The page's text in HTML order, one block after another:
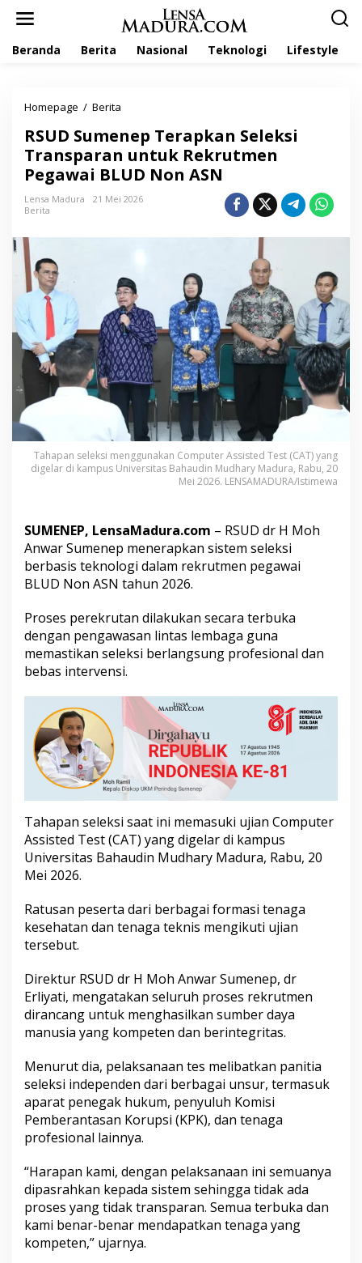
Beranda Berita Nasional Teknologi Lifestyle
Homepage / Berita
U
D
S
u
m
e
e
r
a
p
k
a
n
S
l
e
k
s
i
n
s
a
r
n
u
n
t
u
R
t
m
n
P
g
a
i
D
N
o
A
N
RSUD Sumenep Terapkan Seleksi
Transparan untuk Rekrutmen
Pegawai BLUD Non ASN
Lensa Madura
21 Mei 2026
Berita
Tahapan seleksi menggunakan Computer Assisted Test (CAT) yang
digelar di kampus Universitas Bahaudin Mudhary Madura, Rabu, 20
Mei 2026. LENSAMADURA/Istimewa
SUMENEP, LensaMadura.com – RSUD dr H Moh
Anwar Sumenep menerapkan sistem seleksi
berbasis teknologi dalam rekrutmen pegawai
BLUD Non ASN tahun 2026.
Proses perekrutan dilakukan secara terbuka
dengan pengawasan lintas lembaga guna
memastikan seleksi berlangsung profesional dan
bebas intervensi.
Tahapan seleksi saat ini memasuki ujian Computer
Assisted Test (CAT) yang digelar di kampus
Universitas Bahaudin Mudhary Madura, Rabu, 20
Mei 2026.
Ratusan peserta dari berbagai formasi tenaga
kesehatan dan tenaga teknis mengikuti ujian
tersebut.
Direktur RSUD dr H Moh Anwar Sumenep, dr
Erliyati, mengatakan seluruh proses rekrutmen
dirancang untuk menghasilkan sumber daya
manusia yang kompeten dan berintegritas.
Menurut dia, pelaksanaan tes melibatkan panitia
seleksi independen dari berbagai unsur, termasuk
aparat penegak hukum, penyuluh Komisi
Pemberantasan Korupsi (KPK), dan tenaga
profesional lainnya.
“Harapan kami, dengan pelaksanaan ini semuanya
dipasrahkan kepada sistem sehingga tidak ada
proses yang tidak transparan. Semua terbuka dan
kami benar-benar mendapatkan tenaga yang
kompeten,” ujarnya.